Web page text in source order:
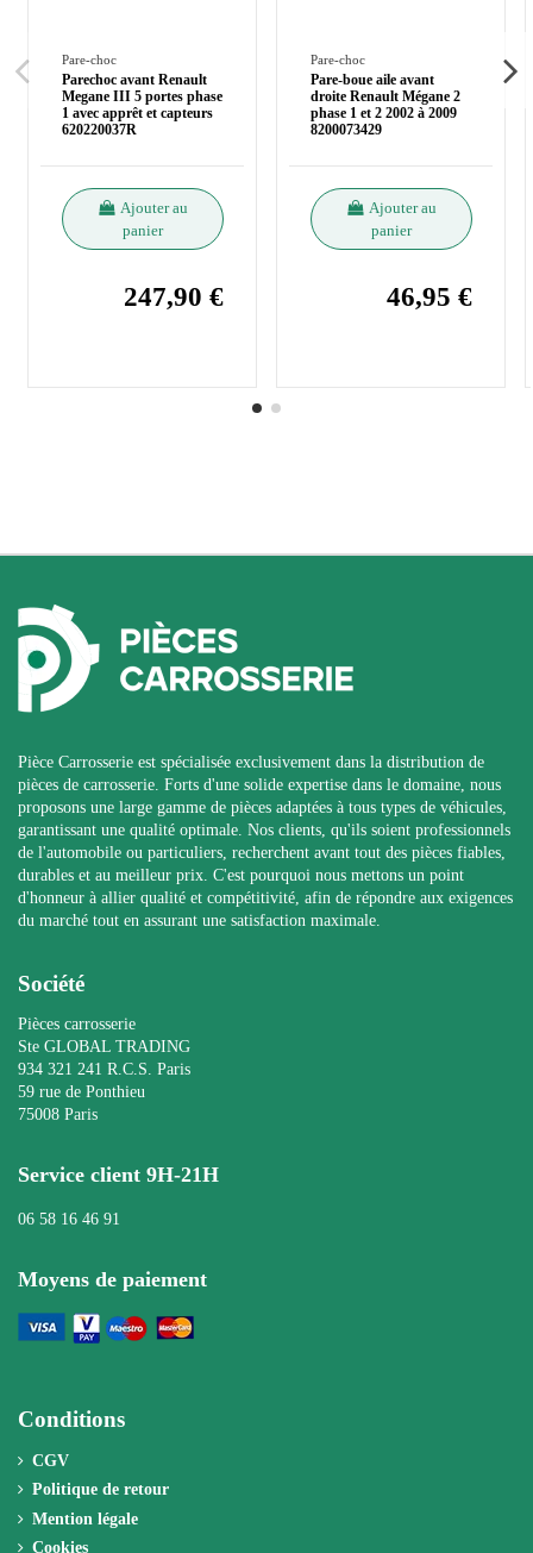
Pare-choc
Parechoc avant Renault
Megane III 5 portes phase
1 avec apprêt et capteurs
620220037R
Ajouter au
panier
247,90 €
Pare-choc
Pare-boue aile avant
droite Renault Mégane 2
phase 1 et 2 2002 à 2009
8200073429
Ajouter au
panier
46,95 €
Pièce Carrosserie est spécialisée exclusivement dans la distribution de
pièces de carrosserie. Forts d'une solide expertise dans le domaine, nous
proposons une large gamme de pièces adaptées à tous types de véhicules,
garantissant une qualité optimale. Nos clients, qu'ils soient professionnels
de l'automobile ou particuliers, recherchent avant tout des pièces fiables,
durables et au meilleur prix. C'est pourquoi nous mettons un point
d'honneur à allier qualité et compétitivité, afin de répondre aux exigences
du marché tout en assurant une satisfaction maximale.
Société
Pièces carrosserie
Ste GLOBAL TRADING
934 321 241 R.C.S. Paris
59 rue de Ponthieu
75008 Paris
Service client 9H-21H
06 58 16 46 91
Moyens de paiement
Conditions
CGV
Politique de retour
Mention légale
Cookies